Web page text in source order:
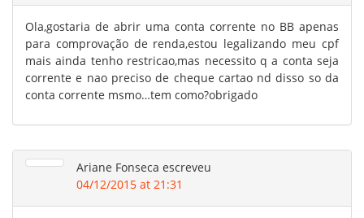
Ola,gostaria de abrir uma conta corrente no BB apenas
para comprovação de renda,estou legalizando meu cpf
mais ainda tenho restricao,mas necessito q a conta seja
corrente e nao preciso de cheque cartao nd disso so da
conta corrente msmo…tem como?obrigado
Ariane Fonseca escreveu
04/12/2015 at 21:31